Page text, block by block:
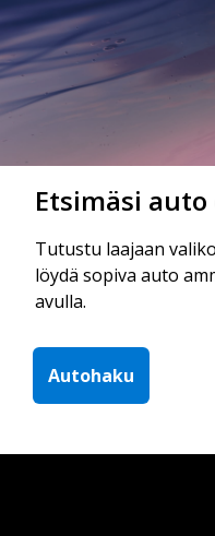
Etsimäsi
Tutustu laajaan
löydä sopiva auto
avulla.
Autohaku